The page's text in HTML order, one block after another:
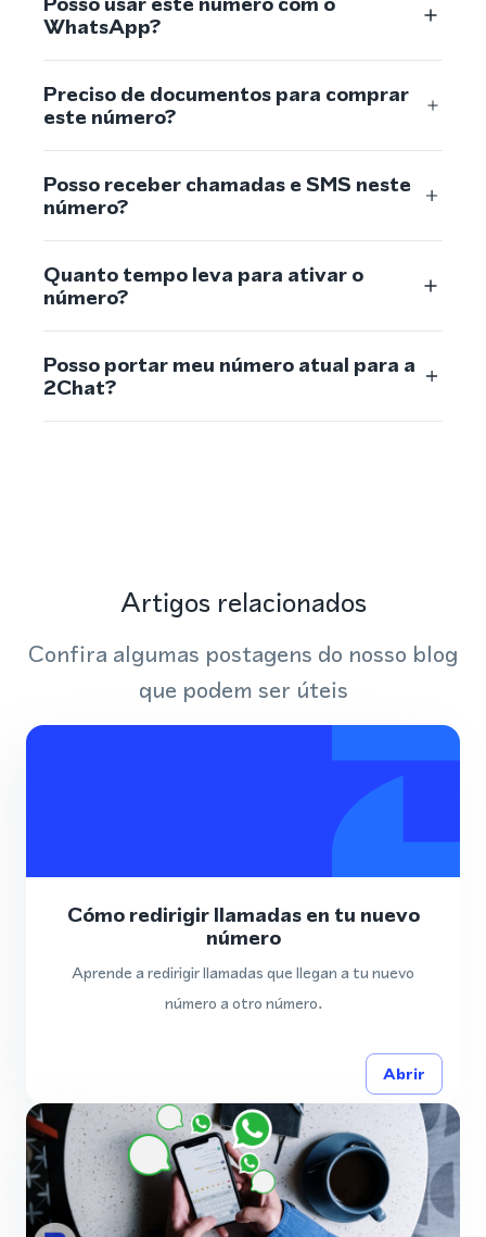
WhatsApp?
Preciso de documentos para comprar
este número?
Posso receber chamadas e SMS neste
número?
Quanto tempo leva para ativar o
número?
Posso portar meu número atual para a
2Chat?
Artigos relacionados
Confira algumas postagens do nosso blog
que podem ser úteis
Cómo redirigir llamadas en tu nuevo
número
Aprende a redirigir llamadas que llegan a tu nuevo
número a otro número.
Abrir